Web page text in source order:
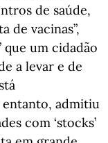
de saúde,
de vacinas”,
que um cidadão
a levar e de
entanto, admitiu
com ‘stocks’